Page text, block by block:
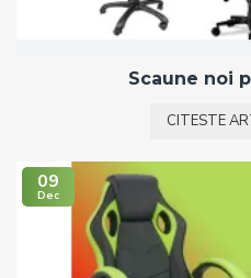
Scaune noi
CITESTE
09
Dec